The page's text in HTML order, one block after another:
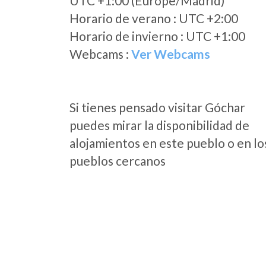
Horario de verano : UTC +2:00
Horario de invierno : UTC +1:00
Webcams : Ver Webcams
Si tienes pensado visitar Góchar
puedes mirar la disponibilidad de
alojamientos en este pueblo o en
pueblos cercanos